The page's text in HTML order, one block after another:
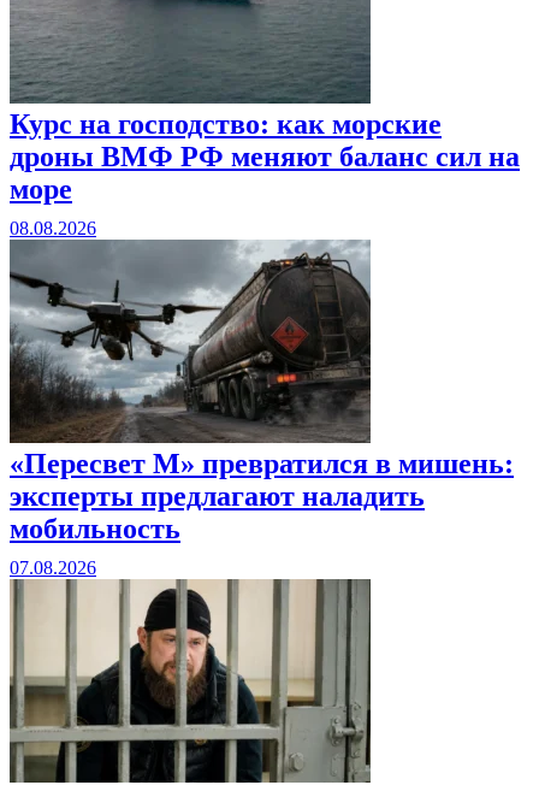
Курс на господство: как морские
дроны ВМФ РФ меняют баланс сил на
море
08.08.2026
«Пересвет М» превратился в мишень:
эксперты предлагают наладить
мобильность
07.08.2026